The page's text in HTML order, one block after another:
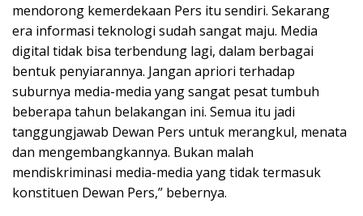
mendorong kemerdekaan Pers itu sendiri. Sekarang
era informasi teknologi sudah sangat maju. Media
digital tidak bisa terbendung lagi, dalam berbagai
bentuk penyiarannya. Jangan apriori terhadap
suburnya media-media yang sangat pesat tumbuh
beberapa tahun belakangan ini. Semua itu jadi
tanggungjawab Dewan Pers untuk merangkul, menata
dan mengembangkannya. Bukan malah
mendiskriminasi media-media yang tidak termasuk
konstituen Dewan Pers,” bebernya.